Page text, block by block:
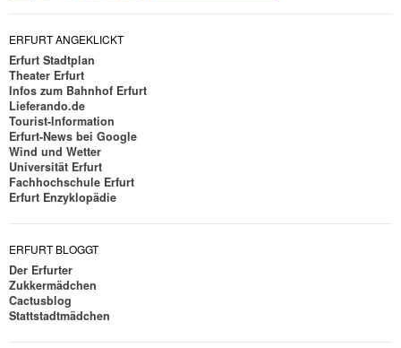
ERFURT ANGEKLICKT
Erfurt Stadtplan
Theater Erfurt
Infos zum Bahnhof Erfurt
Lieferando.de
Tourist-Information
Erfurt-News bei Google
Wind und Wetter
Universität Erfurt
Fachhochschule Erfurt
Erfurt Enzyklopädie
ERFURT BLOGGT
Der Erfurter
Zukkermädchen
Cactusblog
Stattstadtmädchen